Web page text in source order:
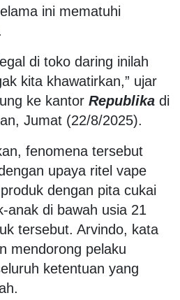
ini mematuhi
di toko daring inilah
kita khawatirkan,” ujar
ke kantor Republika di
Jumat (22/8/2025).
fenomena tersebut
upaya ritel vape
dengan pita cukai
anak di bawah usia 21
tersebut. Arvindo, kata
mendorong pelaku
ketentuan yang